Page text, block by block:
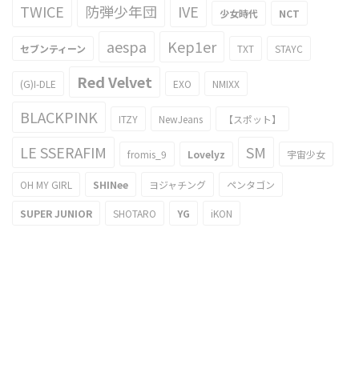
TWICE 防弾少年団 IVE 少女時代 NCT
セブンティーン aespa Kep1er TXT STAYC
(G)I-DLE Red Velvet EXO NMIXX
BLACKPINK ITZY NewJeans 【スポット】
LE SSERAFIM fromis_9 Lovelyz SM 宇宙少女
OH MY GIRL SHINee ヨジャチング ペンタゴン
SUPER JUNIOR SHOTARO YG iKON